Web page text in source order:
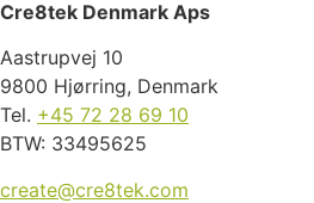
Cre8tek Denmark Aps
Aastrupvej 10
9800 Hjørring, Denmark
Tel. +45 72 28 69 10
BTW: 33495625
create@cre8tek.com